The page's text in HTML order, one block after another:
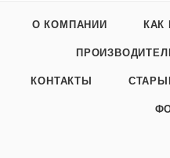
О КОМПАНИИ КАК
КОНТАКТЫ